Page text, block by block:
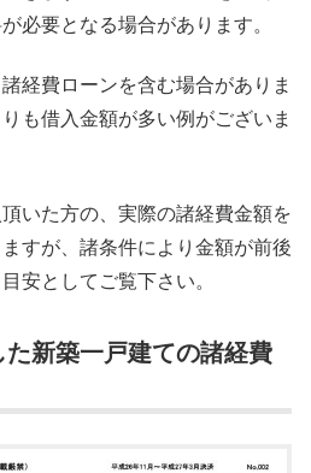
必要となる場合があります。
経費ローンを含む場合がありま
も借入金額が多い例がございま
いた方の、実際の諸経費金額を
すが、諸条件により金額が前後
安としてご覧下さい。
新築一戸建ての諸経費